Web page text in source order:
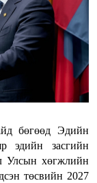
бөгөөд Эдийн
эдийн засгийн
Улсын хөгжлийн
төсвийн 2027